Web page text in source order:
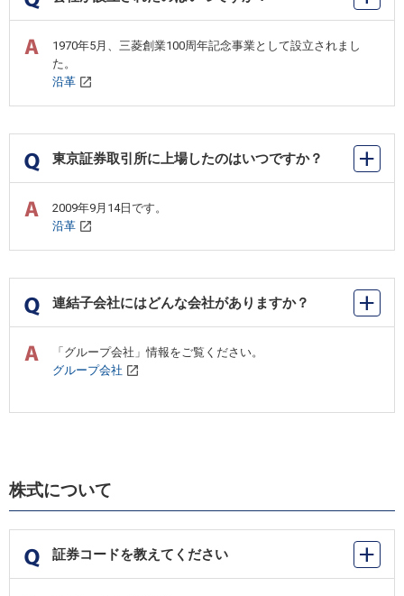
1970年5月、三菱創業100周年記念事業として設立されまし
た。
沿革
東京証券取引所に上場したのはいつですか？
2009年9月14日です。
沿革
連結子会社にはどんな会社がありますか？
「グループ会社」情報をご覧ください。
グループ会社
株式について
証券コードを教えてください